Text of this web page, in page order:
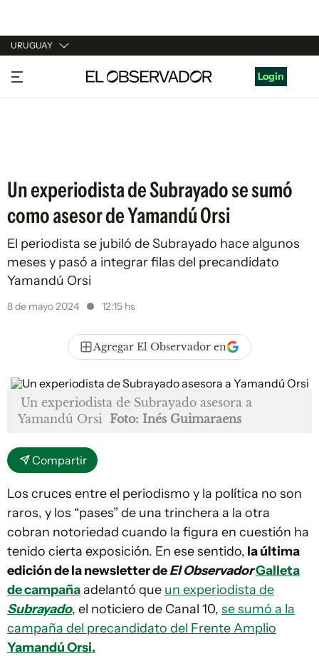
URUGUAY
URUGUAY
ARGENTINA
Login
Un experiodista de Subrayado se sumó
como asesor de Yamandú Orsi
El periodista se jubiló de Subrayado hace algunos
meses y pasó a integrar filas del precandidato
Yamandú Orsi
8 de mayo 2024 12:15 hs
Agregar El Observador en
Un experiodista de Subrayado asesora a
Yamandú Orsi Foto: Inés Guimaraens
Compartir
Los cruces entre el periodismo y la política no son
raros, y los “pases” de una trinchera a la otra
cobran notoriedad cuando la figura en cuestión ha
tenido cierta exposición. En ese sentido, la última
edición de la newsletter deEl ObservadorGalleta
de campañaadelantó que un experiodista de
Subrayado, el noticiero de Canal 10, se sumó a la
campaña del precandidato del Frente Amplio
Yamandú Orsi.